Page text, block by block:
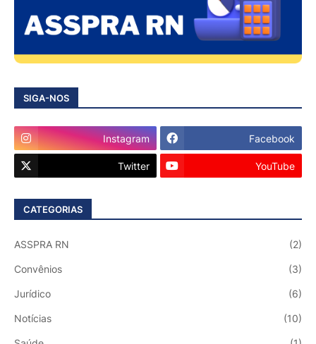
SIGA-NOS
Instagram Facebook
Twitter YouTube
CATEGORIAS
ASSPRA RN (2)
Convênios (3)
Jurídico (6)
Notícias (10)